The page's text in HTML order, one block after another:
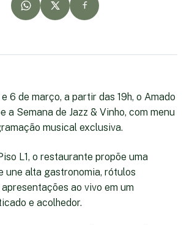
6 de março, a partir das 19h, o Amado
a Semana de Jazz & Vinho, com menu
musical exclusiva.
L1, o restaurante propõe uma
une alta gastronomia, rótulos
ao vivo em um
e acolhedor.